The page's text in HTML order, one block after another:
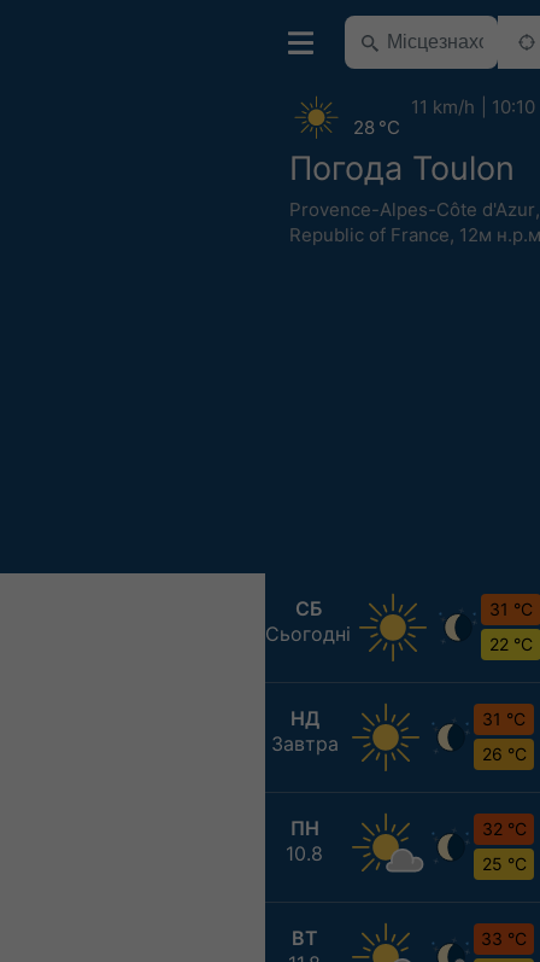
Погода Toulon
Provence-Alpes-Côte d'Azur
Republic of France, 12м
28 °C
11 km/h 10:10
СБ
Сьогодні
31 °C
22 °C
НД
Завтра
31 °C
26 °C
ПН
10.8
32 °C
25 °C
ВТ
33 °C